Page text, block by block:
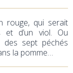
rouge, qui serait
et d’un viol. Ou
des sept péchés
la pomme…